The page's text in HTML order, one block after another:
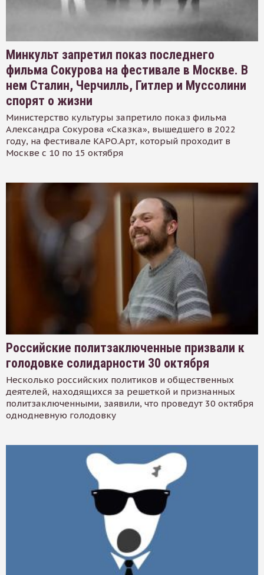
Минкульт запретил показ последнего
фильма Сокурова на фестивале в Москве. В
нем Сталин, Черчилль, Гитлер и Муссолини
спорят о жизни
Министерство культуры запретило показ фильма
Александра Сокурова «Сказка», вышедшего в 2022
году, на фестивале КАРО.Арт, который проходит в
Москве с 10 по 15 октября
Российские политзаключенные призвали к
голодовке солидарности 30 октября
Несколько российских политиков и общественных
деятелей, находящихся за решеткой и признанных
политзаключенными, заявили, что проведут 30 октября
однодневную голодовку